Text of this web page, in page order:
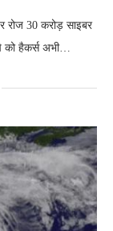
रोज 30 करोड़ साइबर
को हैकर्स अभी…